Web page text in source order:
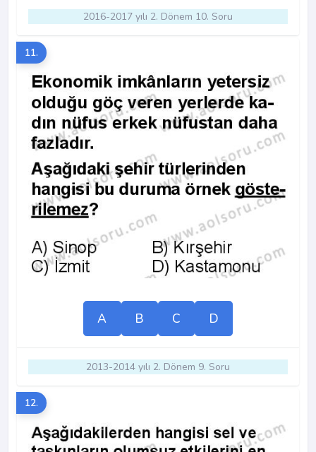
2016-2017 yılı 2. Dönem 10. Soru
11.
A B C D
2013-2014 yılı 2. Dönem 9. Soru
12.